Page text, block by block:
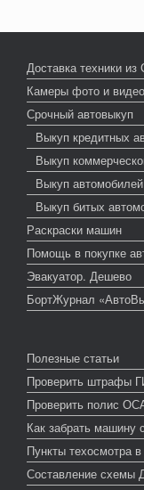
Доставка техники
Камеры фото и
Срочный автовыкуп
Выкуп кредитных
Выкуп
Выкуп
Выкуп битых
Раскраски машин
Помощь в покупке
Эвакуатор. Дешево
БортЖурнал
Полезные статьи
Проверить штрафы
Проверить полис
Как забрать машину
Пункты техосмотра
Составление схемы